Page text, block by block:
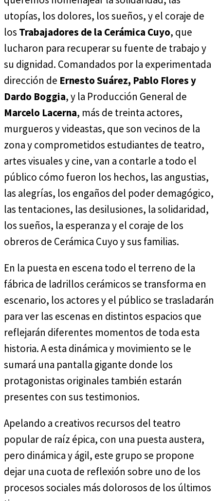
utopías, los dolores, los sueños, y el coraje de
los Trabajadores de la Cerámica Cuyo, que
lucharon para recuperar su fuente de trabajo y
su dignidad. Comandados por la experimentada
dirección de Ernesto Suárez, Pablo Flores y
Dardo Boggia, y la Producción General de
Marcelo Lacerna, más de treinta actores,
murgueros y videastas, que son vecinos de la
zona y comprometidos estudiantes de teatro,
artes visuales y cine, van a contarle a todo el
público cómo fueron los hechos, las angustias,
las alegrías, los engaños del poder demagógico,
las tentaciones, las desilusiones, la solidaridad,
los sueños, la esperanza y el coraje de los
obreros de Cerámica Cuyo y sus familias.
En la puesta en escena todo el terreno de la
fábrica de ladrillos cerámicos se transforma en
escenario, los actores y el público se trasladarán
para ver las escenas en distintos espacios que
reflejarán diferentes momentos de toda esta
historia. A esta dinámica y movimiento se le
sumará una pantalla gigante donde los
protagonistas originales también estarán
presentes con sus testimonios.
Apelando a creativos recursos del teatro
popular de raíz épica, con una puesta austera,
pero dinámica y ágil, este grupo se propone
dejar una cuota de reflexión sobre uno de los
procesos sociales más dolorosos de los últimos